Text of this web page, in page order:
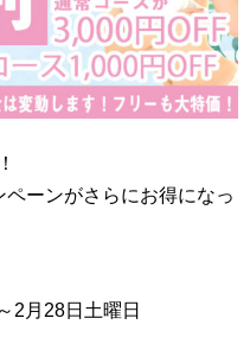
ーンがさらにお得になっ
2月28日土曜日